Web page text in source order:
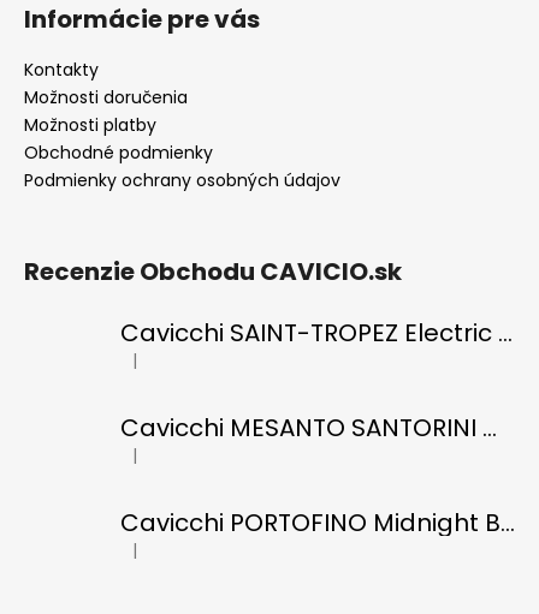
Informácie pre vás
Kontakty
Možnosti doručenia
Možnosti platby
Obchodné podmienky
Podmienky ochrany osobných údajov
Recenzie Obchodu CAVICIO.sk
Cavicchi SAINT-TROPEZ Electric Blue di RICCI
Hodnotenie produktu je 5 z 5 hviezdičiek.
|
Cavicchi MESANTO SANTORINI Oil Green di ROMANO
Hodnotenie produktu je 5 z 5 hviezdičiek.
|
Cavicchi PORTOFINO Midnight Black di RICCI
Hodnotenie produktu je 5 z 5 hviezdičiek.
|